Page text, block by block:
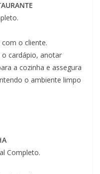
o cliente.
o cardápio, anotar
a cozinha e assegura
o ambiente limpo
Completo.